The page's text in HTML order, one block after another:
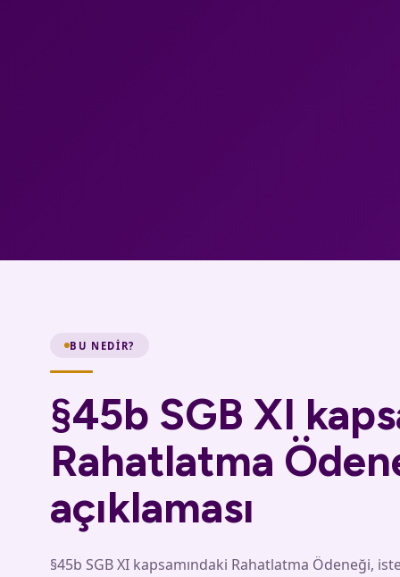
BU NEDIR?
§45b SGB XI
Rahatlatma
açıklaması
§45b SGB XI kapsamındaki Rahatlatma Ödeneği,